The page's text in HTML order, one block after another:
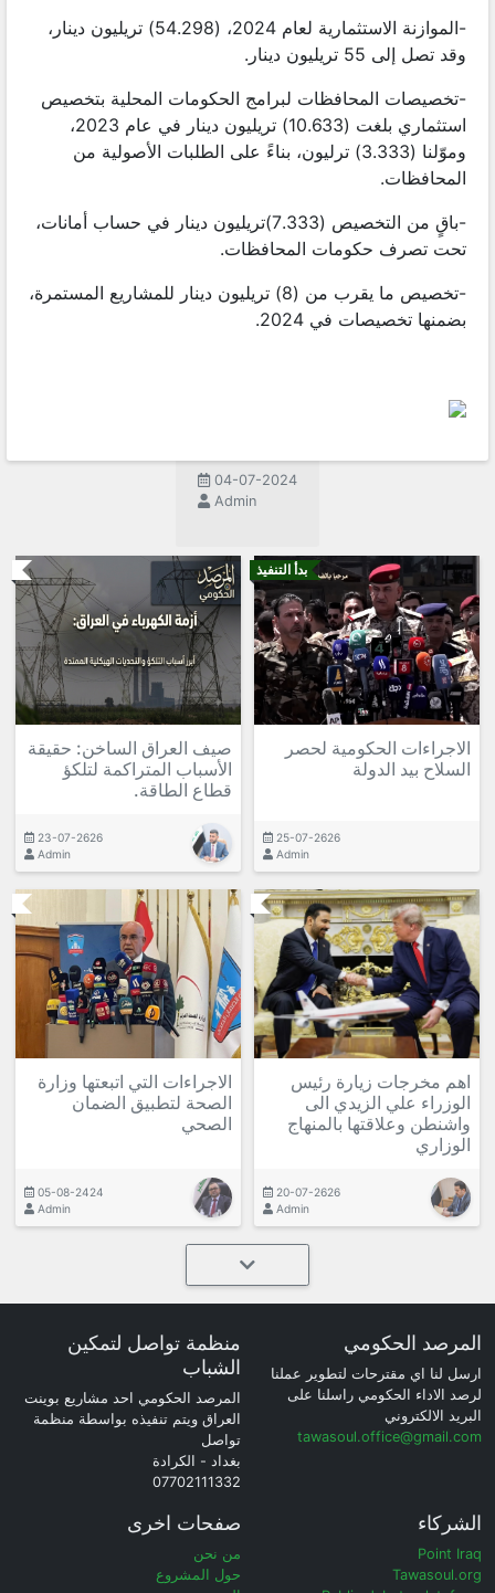
-الموازنة الاستثمارية لعام 2024، (54.298) تريليون دينار،
وقد تصل إلى 55 تريليون دينار.
-تخصيصات المحافظات لبرامج الحكومات المحلية بتخصيص
استثماري بلغت (10.633) تريليون دينار في عام 2023،
وموّلنا (3.333) ترليون، بناءً على الطلبات الأصولية من
المحافظات.
-باقٍ من التخصيص (7.333)تريليون دينار في حساب أمانات،
تحت تصرف حكومات المحافظات.
-تخصيص ما يقرب من (8) تريليون دينار للمشاريع المستمرة،
بضمنها تخصيصات في 2024.
04-07-2024
Admin
بدأ التنفيذ
الاجراءات الحكومية لحصر
السلاح بيد الدولة
25-07-2626
Admin
صيف العراق الساخن: حقيقة
الأسباب المتراكمة لتلكؤ
قطاع الطاقة.
23-07-2626
Admin
اهم مخرجات زيارة رئيس
الوزراء علي الزيدي الى
واشنطن وعلاقتها بالمنهاج
الوزاري
20-07-2626
Admin
الاجراءات التي اتبعتها وزارة
الصحة لتطبيق الضمان
الصحي
05-08-2424
Admin
المرصد الحكومي
ارسل لنا اي مقترحات لتطوير عملنا
لرصد الاداء الحكومي راسلنا على
البريد الالكتروني
tawasoul.office@gmail.com
منظمة تواصل لتمكين
الشباب
المرصد الحكومي احد مشاريع بوينت
العراق ويتم تنفيذه بواسطة منظمة
تواصل
بغداد - الكرادة
07702111332
الشركاء
Point Iraq
Tawasoul.org
صفحات اخرى
من نحن
حول المشروع